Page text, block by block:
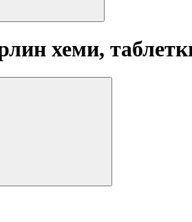
хеми,